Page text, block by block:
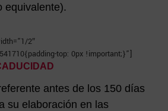
equivalente).
2″
top: 0px !important;}”]
antes de los 150 días
su elaboración en las